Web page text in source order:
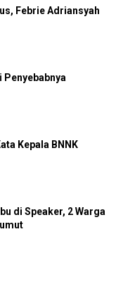
Febrie Adriansyah
Penyebabnya
Kepala BNNK
di Speaker, 2 Warga